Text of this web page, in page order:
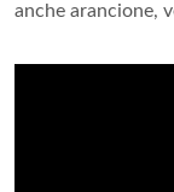
anche arancione,